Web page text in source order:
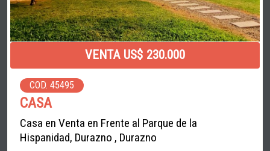
VENTA US$ 230.000
COD. 45495
CASA
Casa en Venta en Frente al Parque de la
Hispanidad, Durazno , Durazno